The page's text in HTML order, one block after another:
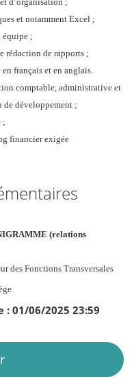
et notamment Excel ;
équipe ;
rédaction de rapports ;
français et en anglais.
comptable, administrative et
de développement ;
;
financier exigée
(relations
des Fonctions Transversales
01/06/2025 23:59